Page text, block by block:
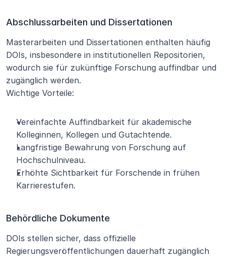
Abschlussarbeiten und Dissertationen
Masterarbeiten und Dissertationen enthalten häufig
DOIs, insbesondere in institutionellen Repositorien,
wodurch sie für zukünftige Forschung auffindbar und
zugänglich werden.
Wichtige Vorteile:
Vereinfachte Auffindbarkeit für akademische
Kolleginnen, Kollegen und Gutachtende.
Langfristige Bewahrung von Forschung auf
Hochschulniveau.
Erhöhte Sichtbarkeit für Forschende in frühen
Karrierestufen.
Behördliche Dokumente
DOIs stellen sicher, dass offizielle
Regierungsveröffentlichungen dauerhaft zugänglich